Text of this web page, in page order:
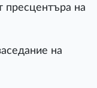
пресцентъра на
на